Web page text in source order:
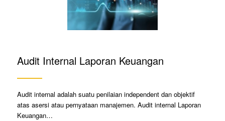
Audit Internal Laporan Keuangan
Audit internal adalah suatu penilaian independent dan objektif
atas asersi atau pernyataan manajemen. Audit internal Laporan
Keuangan…